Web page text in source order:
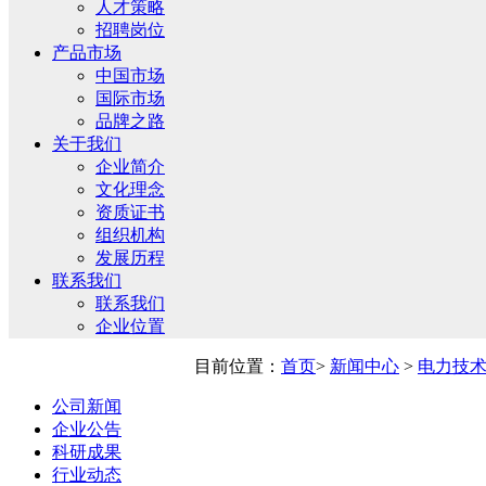
人才策略
招聘岗位
产品市场
中国市场
国际市场
品牌之路
关于我们
企业简介
文化理念
资质证书
组织机构
发展历程
联系我们
联系我们
企业位置
目前位置： 首页> 新闻中心 > 电力技术
公司新闻
企业公告
科研成果
行业动态